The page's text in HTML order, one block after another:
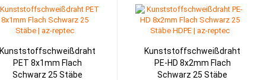
Kunststoffschweißdraht
PET 8x1mm Flach
Schwarz 25 Stäbe
Kunststoffschweißdraht
PE-HD 8x2mm Flach
Schwarz 25 Stäbe